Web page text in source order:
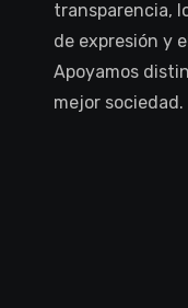
transparencia,
de expresión y
Apoyamos
mejor sociedad.